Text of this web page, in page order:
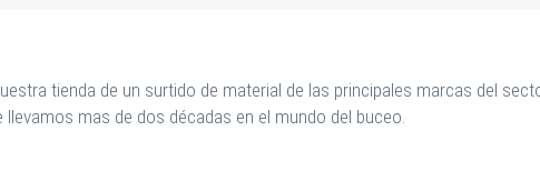
tienda de un surtido de material de las principales marcas del
llevamos mas de dos décadas en el mundo del buceo.